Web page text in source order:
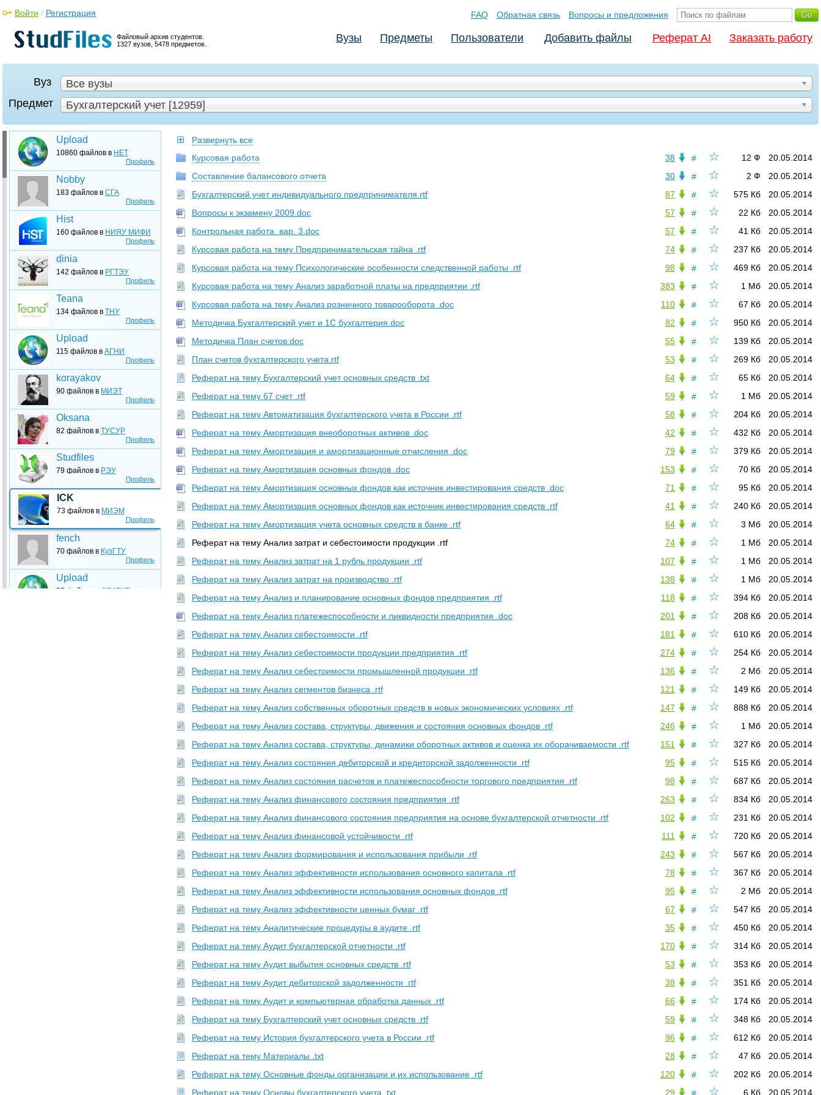
Файловый архив студентов.
1327 вузов, 5478 предметов.
Войти / Регистрация FAQ Обратная связь Вопросы и предложения
Вузы Предметы Пользователи Добавить файлы Реферат AI Заказать работу
Вуз
Все вузы
Предмет
Бухгалтерский учет [12959]
Профиль
Upload
10860 файлов в НЕТ
Профиль
Nobby
183 файлов в СГА
Профиль
Hist
160 файлов в НИЯУ МИФИ
Профиль
dinia
142 файлов в РГТЭУ
Профиль
Teana
134 файлов в ТНУ
Профиль
Upload
115 файлов в АГНИ
Профиль
korayakov
90 файлов в МИЭТ
Профиль
Oksana
82 файлов в ТУСУР
Профиль
Studfiles
79 файлов в РЭУ
Профиль
ICK
73 файлов в МИЭМ
Профиль
fench
70 файлов в КузГТУ
Upload
55 файлов в СПбГУТ
Развернуть все
☆
# 20.05.2014
12 Ф
38
Курсовая работа
☆
# 20.05.2014
2 Ф
30
Составление балансового отчета
☆
# 20.05.2014
575 Кб
87
Бухгалтерский учет индивидуального предпринимателя.rtf
☆
# 20.05.2014
22 Кб
57
Вопросы к экзамену 2009.doc
☆
# 20.05.2014
41 Кб
57
Контрольная работа. вар. 3.doc
☆
# 20.05.2014
237 Кб
74
Курсовая работа на тему Предпринимательская тайна .rtf
☆
# 20.05.2014
469 Кб
98
Курсовая работа на тему Психологические особенности следственной работы .rtf
☆
# 20.05.2014
1 Мб
383
Курсовая работа на тему Анализ заработной платы на предприятии .rtf
☆
# 20.05.2014
67 Кб
110
Курсовая работа на тему Анализ розничного товарооборота .doc
☆
# 20.05.2014
950 Кб
82
Методичка Бухгалтерский учет и 1С бухгалтерия.doc
☆
# 20.05.2014
139 Кб
55
Методичка План счетов.doc
☆
# 20.05.2014
269 Кб
53
План счетов бухгалтерского учета.rtf
☆
# 20.05.2014
65 Кб
64
Реферат на тему Бухгалтерский учет основных средств .txt
☆
# 20.05.2014
1 Мб
59
Реферат на тему 67 счет .rtf
☆
# 20.05.2014
204 Кб
58
Реферат на тему Автоматизация бухгалтерского учета в России .rtf
☆
# 20.05.2014
432 Кб
42
Реферат на тему Амортизация внеоборотных активов .doc
☆
# 20.05.2014
379 Кб
79
Реферат на тему Амортизация и амортизационные отчисления .doc
☆
# 20.05.2014
70 Кб
153
Реферат на тему Амортизация основных фондов .doc
☆
# 20.05.2014
95 Кб
71
Реферат на тему Амортизация основных фондов как источник инвестирования средств .doc
☆
# 20.05.2014
240 Кб
41
Реферат на тему Амортизация основных фондов как источник инвестирования средств .rtf
☆
# 20.05.2014
3 Мб
64
Реферат на тему Амортизация учета основных средств в банке .rtf
☆
# 20.05.2014
1 Мб
74
Реферат на тему Анализ затрат и себестоимости продукции .rtf
☆
# 20.05.2014
1 Мб
107
Реферат на тему Анализ затрат на 1 рубль продукции .rtf
☆
# 20.05.2014
1 Мб
138
Реферат на тему Анализ затрат на производство .rtf
☆
# 20.05.2014
394 Кб
118
Реферат на тему Анализ и планирование основных фондов предприятия .rtf
☆
# 20.05.2014
208 Кб
201
Реферат на тему Анализ платежеспособности и ликвидности предприятия .doc
☆
# 20.05.2014
610 Кб
181
Реферат на тему Анализ себестоимости .rtf
☆
# 20.05.2014
254 Кб
274
Реферат на тему Анализ себестоимости продукции предприятия .rtf
☆
# 20.05.2014
2 Мб
136
Реферат на тему Анализ себестоимости промышленной продукции .rtf
☆
# 20.05.2014
149 Кб
121
Реферат на тему Анализ сегментов бизнеса .rtf
☆
# 20.05.2014
888 Кб
147
Реферат на тему Анализ собственных оборотных средств в новых экономических условиях .rtf
☆
# 20.05.2014
1 Мб
246
Реферат на тему Анализ состава, структуры, движения и состояния основных фондов .rtf
☆
# 20.05.2014
327 Кб
151
Реферат на тему Анализ состава, структуры, динамики оборотных активов и оценка их оборачиваемости .rtf
☆
# 20.05.2014
515 Кб
95
Реферат на тему Анализ состояния дебиторской и кредиторской задолженности .rtf
☆
# 20.05.2014
687 Кб
98
Реферат на тему Анализ состояния расчетов и платежеспособности торгового предприятия .rtf
☆
# 20.05.2014
834 Кб
263
Реферат на тему Анализ финансового состояния предприятия .rtf
☆
# 20.05.2014
231 Кб
102
Реферат на тему Анализ финансового состояния предприятия на основе бухгалтерской отчетности .rtf
☆
# 20.05.2014
720 Кб
111
Реферат на тему Анализ финансовой устойчивости .rtf
☆
# 20.05.2014
567 Кб
243
Реферат на тему Анализ формирования и использования прибыли .rtf
☆
# 20.05.2014
367 Кб
78
Реферат на тему Анализ эффективности использования основного капитала .rtf
☆
# 20.05.2014
2 Мб
95
Реферат на тему Анализ эффективности использования основных фондов .rtf
☆
# 20.05.2014
547 Кб
67
Реферат на тему Анализ эффективности ценных бумаг .rtf
☆
# 20.05.2014
450 Кб
35
Реферат на тему Аналитические процедуры в аудите .rtf
☆
# 20.05.2014
314 Кб
170
Реферат на тему Аудит бухгалтерской отчетности .rtf
☆
# 20.05.2014
353 Кб
53
Реферат на тему Аудит выбытия основных средств .rtf
☆
# 20.05.2014
351 Кб
38
Реферат на тему Аудит дебиторской задолженности .rtf
☆
# 20.05.2014
174 Кб
66
Реферат на тему Аудит и компьютерная обработка данных .rtf
☆
# 20.05.2014
348 Кб
59
Реферат на тему Бухгалтерский учет основных средств .rtf
☆
# 20.05.2014
612 Кб
96
Реферат на тему История бухгалтерского учета в России .rtf
☆
# 20.05.2014
47 Кб
28
Реферат на тему Материалы .txt
☆
# 20.05.2014
202 Кб
120
Реферат на тему Основные фонды организации и их использование .rtf
☆ 20.05.2014
6 Кб
29
Реферат на тему Основы бухгалтерского учета .txt